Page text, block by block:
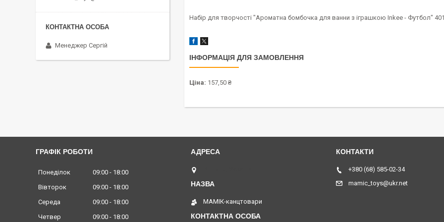
Набір для творчості "Ароматна бомбочка для ванни з іграшкою Inkee - Футбол"
ІНФОРМАЦІЯ ДЛЯ ЗАМОВЛЕННЯ
Ціна: 157,50 ₴
Менеджер Сергій
ГРАФІК РОБОТИ
Понеділок 09:00
18:00
Вівторок
09:00
18:00
Середа
09:00
18:00
Четвер
09:00 18:00
МАМІК-канцтовари
+380 (68) 585-02-34
mamic_toys@ukr.net